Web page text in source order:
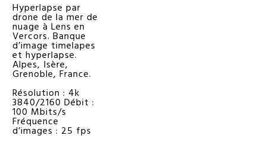
Hyperlapse par
drone de la mer de
nuage à Lens en
Vercors. Banque
d’image timelapes
et hyperlapse.
Alpes, Isère,
Grenoble, France.
Résolution : 4k
3840/2160 Débit :
100 Mbits/s
Fréquence
d’images : 25 fps